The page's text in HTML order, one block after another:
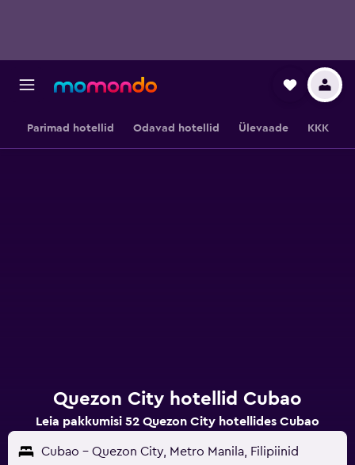
Parimad hotellid Odavad hotellid Ülevaade KKK
Quezon City hotellid Cubao
Leia pakkumisi 52 Quezon City hotellides Cubao
Cubao - Quezon City, Metro Manila, Filipiinid